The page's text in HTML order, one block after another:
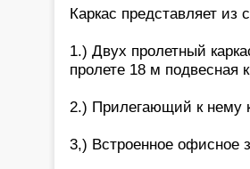
Каркас представляет из
1.) Двух пролетный
пролете 18 м подвесная
2.) Прилегающий к нему
3,) Встроенное офисное